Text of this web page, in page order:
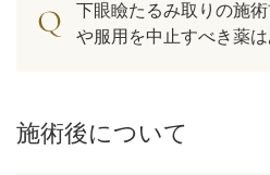
下眼瞼たるみ取りの施
や服用を中止すべき薬
施術後について